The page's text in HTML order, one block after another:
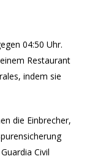
04:50 Uhr.
Restaurant
indem sie
die Einbrecher,
Civil